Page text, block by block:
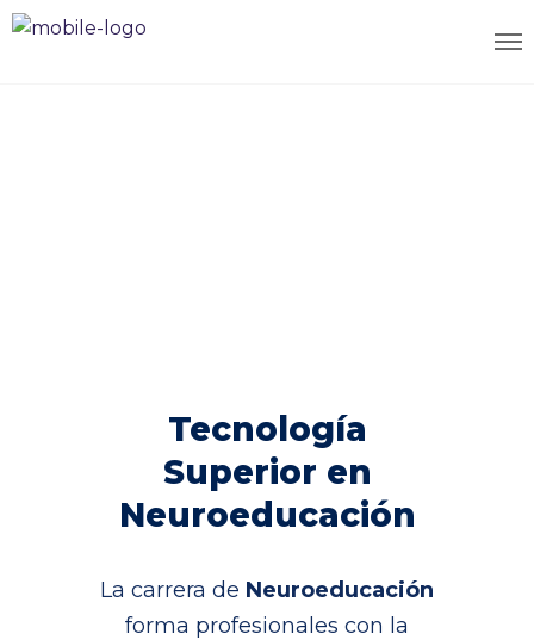
Tecnología
Superior en
Neuroeducación
La carrera de Neuroeducación
forma profesionales con la